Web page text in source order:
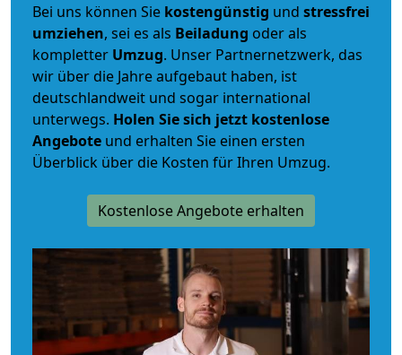
Bei uns können Sie kostengünstig und stressfrei
umziehen, sei es als Beiladung oder als
kompletter Umzug. Unser Partnernetzwerk, das
wir über die Jahre aufgebaut haben, ist
deutschlandweit und sogar international
unterwegs. Holen Sie sich jetzt kostenlose
Angebote und erhalten Sie einen ersten
Überblick über die Kosten für Ihren Umzug.
Kostenlose Angebote erhalten